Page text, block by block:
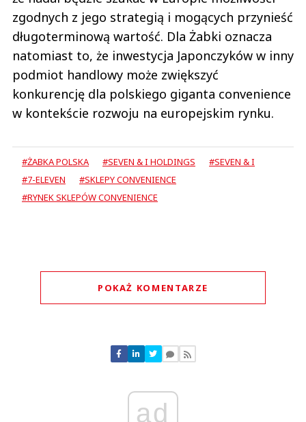
zgodnych z jego strategią i mogących przynieść
długoterminową wartość. Dla Żabki oznacza
natomiast to, że inwestycja Japonczyków w inny
podmiot handlowy może zwiększyć
konkurencję dla polskiego giganta convenience
w kontekście rozwoju na europejskim rynku.
#ŻABKA POLSKA
#RYNEK SKLEPÓW CONVENIENCE
POKAŻ KOMENTARZE
Nie znaleziono komentarzy
Zostaw swoje komentarze
Anuluj
ad